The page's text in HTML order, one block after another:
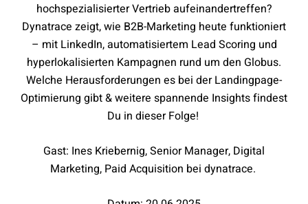
hochspezialisierter Vertrieb aufeinandertreffen?
Dynatrace zeigt, wie B2B-Marketing heute funktioniert
– mit LinkedIn, automatisiertem Lead Scoring und
hyperlokalisierten Kampagnen rund um den Globus.
Welche Herausforderungen es bei der Landingpage-
Optimierung gibt & weitere spannende Insights findest
Du in dieser Folge!
Gast: Ines Kriebernig, Senior Manager, Digital
Marketing, Paid Acquisition bei dynatrace.